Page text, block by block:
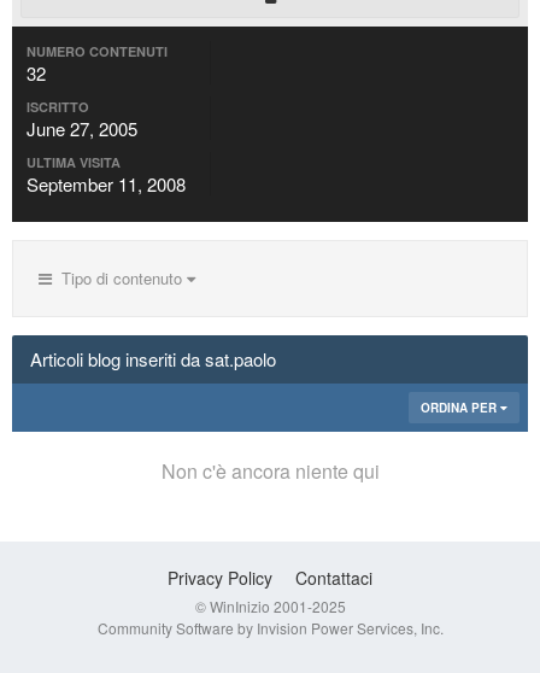
NUMERO CONTENUTI
32
ISCRITTO
June 27, 2005
ULTIMA VISITA
September 11, 2008
Tipo di contenuto
Articoli blog inseriti da sat.paolo
ORDINA PER
Non c'è ancora niente qui
Privacy Policy Contattaci
© WinInizio 2001-2025
Community Software by Invision Power Services, Inc.